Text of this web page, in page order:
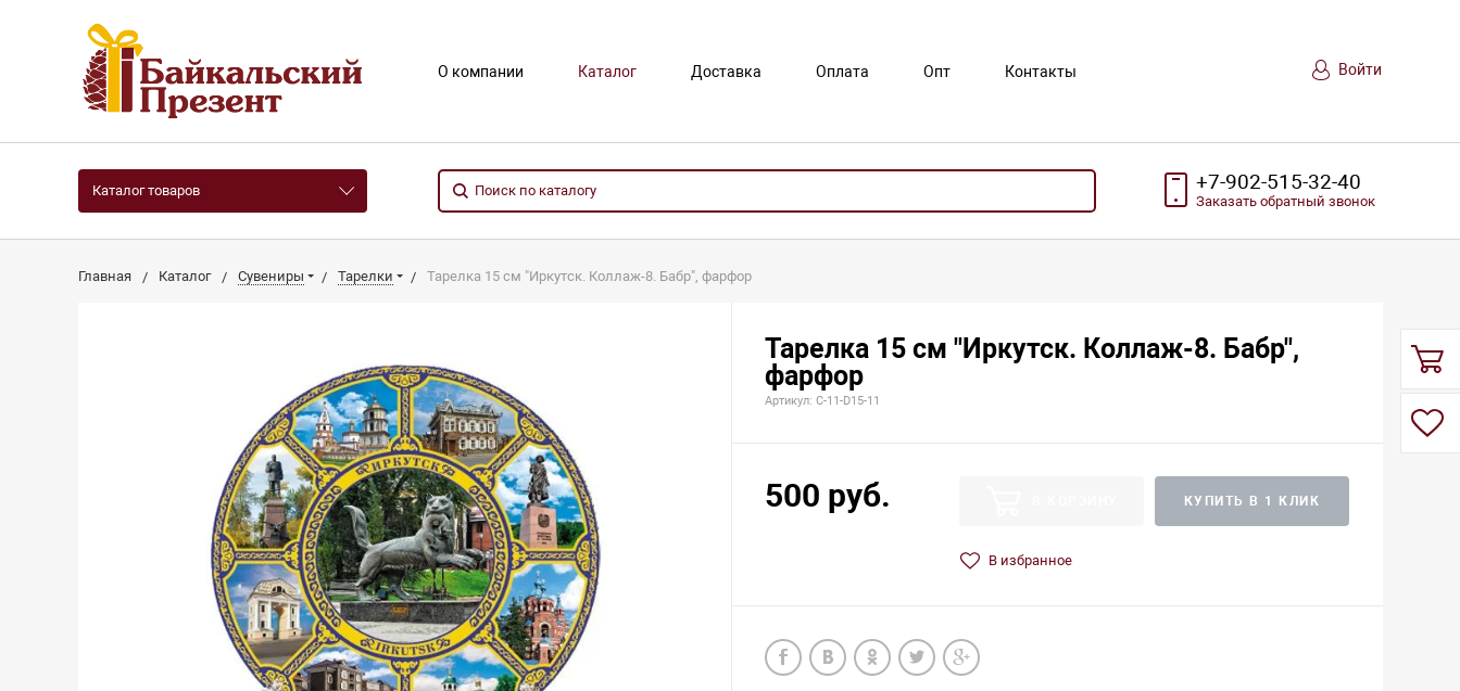
О компании Каталог Доставка Оплата Опт Контакты Войти
Каталог товаров +7-902-515-32-40
Заказать обратный звонок
Главная Каталог Сувениры Тарелки Тарелка 15 см "Иркутск. Коллаж-8. Бабр", фарфор
Тарелка 15 см "Иркутск. Коллаж-8. Бабр",
фарфор
Артикул: С-11-D15-11
500 руб. КУПИТЬ В 1 КЛИК
В избранное